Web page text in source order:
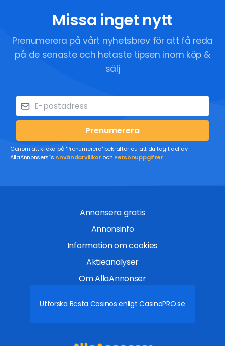
Missa inget nytt
Prenumerera på vårt nyhetsbrev för att få reda
på de senaste och hetaste tipsen inom köp &
sälj
Prenumerera
Genom att klicka på "Prenumerera" bekräftar du att du tagit del av
AllaAnnonsers´sAnvändarvillkoroch Personuppgifter
Annonsera gratis
Annonsinfo
Information om cookies
Aktieanalyser
Om AllaAnnonser
Utforska Bästa Casinos enligtCasinoPRO.se